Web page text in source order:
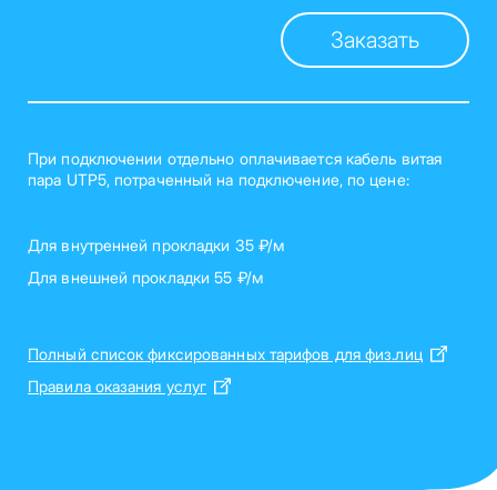
Заказать
При подключении отдельно оплачивается кабель витая
пара UTP5, потраченный на подключение, по цене:
Для внутренней прокладки 35 ₽/м
Для внешней прокладки 55 ₽/м
Полный список фиксированных тарифов для физ.лиц
Правила оказания услуг